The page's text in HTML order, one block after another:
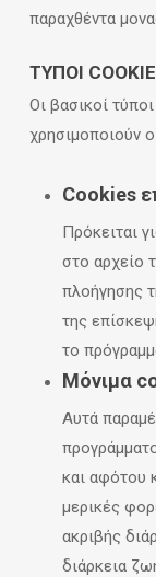
παραχθέντα
ΤΎΠΟΙ
Οι βασικοί
χρησιμοποιούν
Cookies
Πρόκειται
στο αρχείο
πλοήγησης
της
το
Μόνιμα
Αυτά
και αφότου
μερικές
ακριβής
διάρκεια